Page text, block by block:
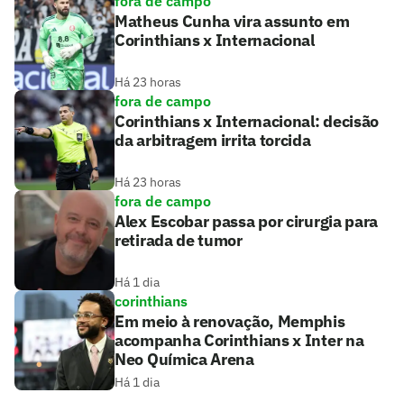
Matheus Cunha vira assunto em
Corinthians x Internacional
Há 23 horas
fora de campo
Corinthians x Internacional: decisão
da arbitragem irrita torcida
Há 23 horas
fora de campo
Alex Escobar passa por cirurgia para
retirada de tumor
Há 1 dia
corinthians
Em meio à renovação, Memphis
acompanha Corinthians x Inter na
Neo Química Arena
Há 1 dia